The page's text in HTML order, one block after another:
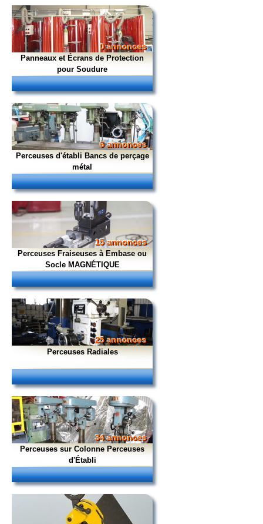
0 annonces
Panneaux et Écrans de Protection
pour Soudure
6 annonces
Perceuses d'établi Bancs de perçage
métal
15 annonces
Perceuses Fraiseuses à Embase ou
Socle MAGNÉTIQUE
25 annonces
Perceuses Radiales
34 annonces
Perceuses sur Colonne Perceuses
d'Établi